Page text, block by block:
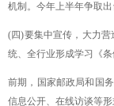
机制。今年上半年争取
(四)要集中宣传，大力
统、全行业形成学习《
前期，国家邮政局和国
信息公开、在线访谈等